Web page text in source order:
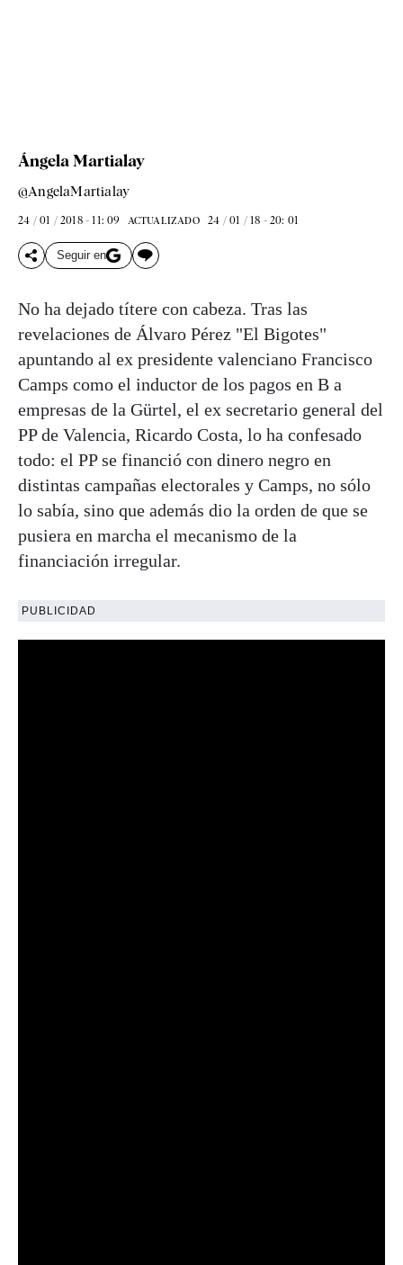
Ángela Martialay
@AngelaMartialay
24 / 01 / 2018 - 11: 09 ACTUALIZADO 24 / 01 / 18 - 20: 01
Seguir en
No ha dejado títere con cabeza. Tras las
revelaciones de Álvaro Pérez "El Bigotes"
apuntando al ex presidente valenciano Francisco
Camps como el inductor de los pagos en B a
empresas de la Gürtel, el ex secretario general del
PP de Valencia, Ricardo Costa, lo ha confesado
todo: el PP se financió con dinero negro en
distintas campañas electorales y Camps, no sólo
lo sabía, sino que además dio la orden de que se
pusiera en marcha el mecanismo de la
financiación irregular.
PUBLICIDAD